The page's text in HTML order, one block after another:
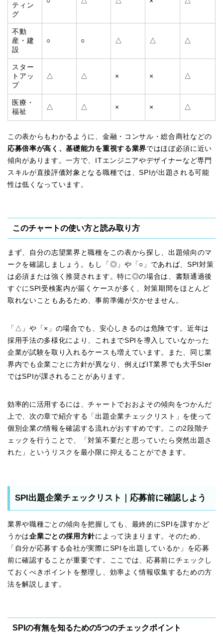
ティン
グ
不動
産・建
設
○ ○ △ △ △
スター
トアッ
プ
△ △ × × △
医療・
福祉
△ △ × × △
この表からもわかるように、金融・コンサル・総合商社などの
応募倍率が高く、基礎能力を重視する業界ではほぼ必須に近い
傾向があります。一方で、ITエンジニアやデザイナーなど専門
スキルが直接評価対象となる職種では、SPIが出題される可能
性は低くなっています。
このチャートの使い方と読み取り方
まず、自分の志望業界と職種をこの表から探し、出題傾向のマ
ークを確認しましょう。もし「◎」や「○」であれば、SPI対策
は必須または強く推奨されます。特に◎の場合は、書類通過後
すぐにSPI受検案内が届くケースが多く、対策期間をほとんど
取れないこともあるため、事前準備が欠かせません。
「△」や「×」の場合でも、安心しきるのは危険です。近年は
採用手法の多様化により、これまでSPIを導入していなかった
企業が試験を取り入れるケースも増えています。また、同じ業
界内でも企業ごとに方針が異なり、例えばIT業界でも大手SIer
ではSPIが課されることがあります。
効率的に活用するには、チャートでおおよその傾向をつかんだ
上で、次の章で紹介する「出題企業チェックリスト」を使って
個別企業の情報を確認する流れがおすすめです。この2段階チ
ェックを行うことで、「対策不要だと思っていたら突然出題さ
れた」というリスクを最小限に抑えることができます。
SPI出題企業チェックリスト｜応募前に確認しよう
業界や職種ごとの傾向を把握しても、最終的にSPIを課すかど
うかは企業ごとの採用方針によって決まります。そのため、
「自分が応募する会社が実際にSPIを出題しているか」を応募
前に確認することが重要です。ここでは、応募前にチェックし
ておくべきポイントを整理し、効率よく情報収集するための方
法を解説します。
SPIの有無を知るための5つのチェックポイント